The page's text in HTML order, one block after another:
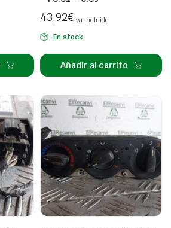
43,92€Iva incluido
En stock
Añadir al carrito